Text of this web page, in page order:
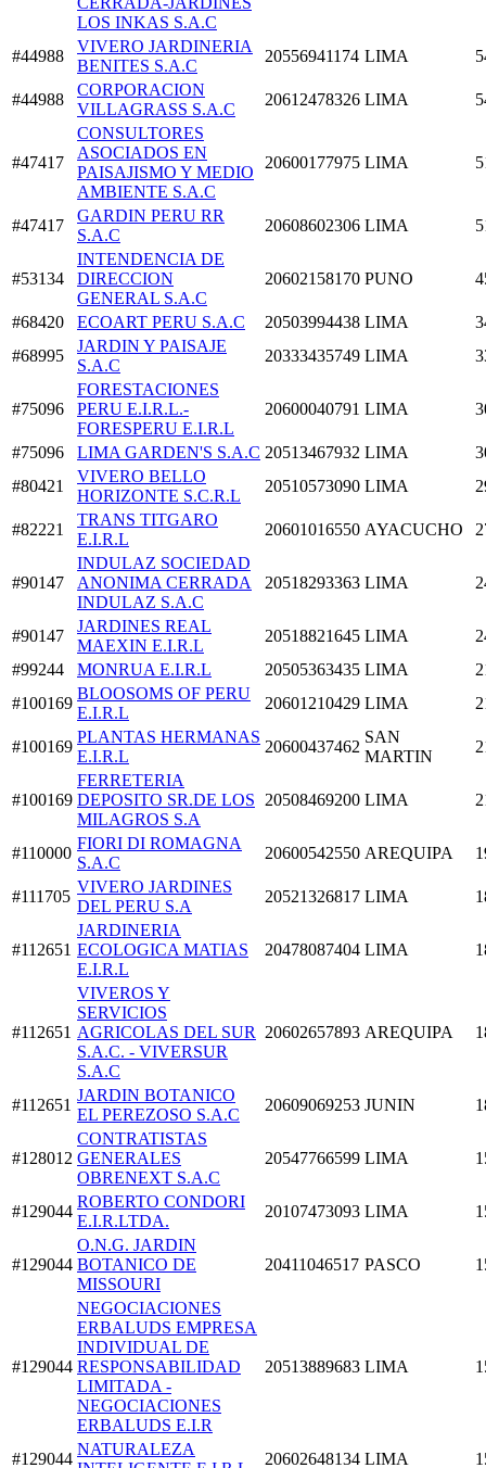
LOS INKAS S.A.C
#44988
VIVERO JARDINERIA
BENITES S.A.C
20556941174 LIMA
#44988
CORPORACION
VILLAGRASS S.A.C
20612478326 LIMA
#47417
CONSULTORES
ASOCIADOS EN
PAISAJISMO Y MEDIO
AMBIENTE S.A.C
20600177975 LIMA
#47417
GARDIN PERU RR
S.A.C
20608602306 LIMA
#53134
INTENDENCIA DE
DIRECCION
GENERAL S.A.C
20602158170 PUNO
#68420 ECOART PERU S.A.C 20503994438 LIMA
#68995
JARDIN Y PAISAJE
S.A.C
20333435749 LIMA
#75096
FORESTACIONES
PERU E.I.R.L.-
FORESPERU E.I.R.L
20600040791 LIMA
#75096 LIMA GARDEN'S S.A.C 20513467932 LIMA
#80421
VIVERO BELLO
HORIZONTE S.C.R.L
20510573090 LIMA
#82221
TRANS TITGARO
E.I.R.L
20601016550 AYACUCHO
#90147
INDULAZ SOCIEDAD
ANONIMA CERRADA
INDULAZ S.A.C
20518293363 LIMA
#90147
JARDINES REAL
MAEXIN E.I.R.L
20518821645 LIMA
#99244
MONRUA E.I.R.L 20505363435 LIMA
#100169
BLOOSOMS OF PERU
E.I.R.L
20601210429 LIMA
#100169
PLANTAS HERMANAS
E.I.R.L
20600437462
SAN
MARTIN
#100169
FERRETERIA
DEPOSITO SR.DE LOS
MILAGROS S.A
20508469200 LIMA
#110000
FIORI DI ROMAGNA
S.A.C
20600542550 AREQUIPA
#111705
VIVERO JARDINES
DEL PERU S.A
20521326817 LIMA
#112651
JARDINERIA
ECOLOGICA MATIAS
E.I.R.L
20478087404 LIMA
#112651
VIVEROS Y
SERVICIOS
AGRICOLAS DEL SUR
S.A.C. - VIVERSUR
S.A.C
20602657893 AREQUIPA
#112651
JARDIN BOTANICO
EL PEREZOSO S.A.C
20609069253 JUNIN
#128012
CONTRATISTAS
GENERALES
OBRENEXT S.A.C
20547766599 LIMA
#129044
ROBERTO CONDORI
E.I.R.LTDA.
20107473093 LIMA
#129044
O.N.G. JARDIN
BOTANICO DE
MISSOURI
20411046517 PASCO
#129044
NEGOCIACIONES
ERBALUDS EMPRESA
INDIVIDUAL DE
RESPONSABILIDAD
LIMITADA -
NEGOCIACIONES
ERBALUDS E.I.R
20513889683 LIMA
#129044
NATURALEZA
20602648134 LIMA